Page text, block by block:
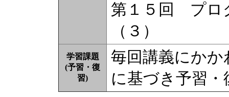
第１５回 プロ
（３）
学習課題
(予習・復
習)
毎回講義にか
に基づき予習